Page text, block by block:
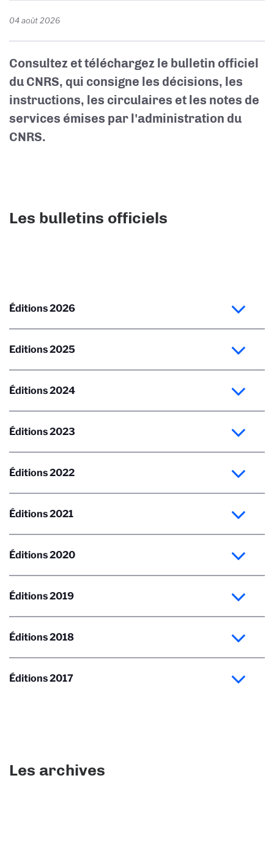
04 août 2026
Consultez et téléchargez le bulletin officiel
du CNRS, qui consigne les décisions, les
instructions, les circulaires et les notes de
services émises par l'administration du
CNRS.
Les bulletins officiels
Éditions 2026
Editions 2025
Éditions 2024
Éditions 2023
Éditions 2022
Éditions 2021
Éditions 2020
Éditions 2019
Éditions 2018
Éditions 2017
Les archives